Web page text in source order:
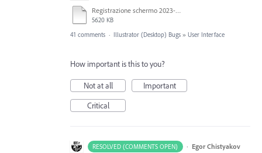
Registrazione schermo 2023-10-26 alle 09.57.06-Large 540p.mov
5620 KB
41 comments · Illustrator (Desktop) Bugs » User Interface
How important is this to you?
Not at all
Important
Critical
RESOLVED (COMMENTS OPEN) · Egor Chistyakov